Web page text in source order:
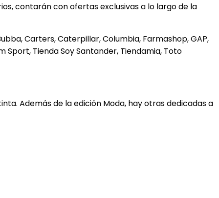
contarán con ofertas exclusivas a lo largo de la
Carters, Caterpillar, Columbia, Farmashop, GAP,
Sport, Tienda Soy Santander, Tiendamia, Toto
Además de la edición Moda, hay otras dedicadas a